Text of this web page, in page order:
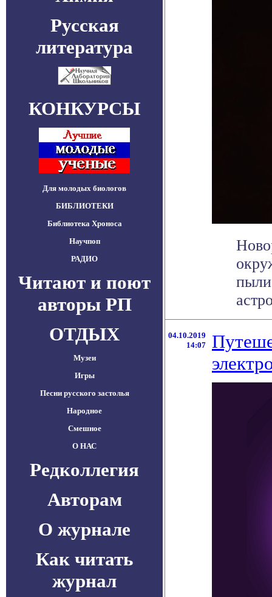
Русская
литература
КОНКУРСЫ
Для молодых биологов
БИБЛИОТЕКИ
Библиотека Хроноса
Научпоп
РАДИО
Читают и поют
авторы РП
ОТДЫХ
Музеи
Игры
Песни русского застолья
Народное
Смешное
О НАС
Редколлегия
Авторам
О журнале
Как читать
журнал
04.10.2019
14:07